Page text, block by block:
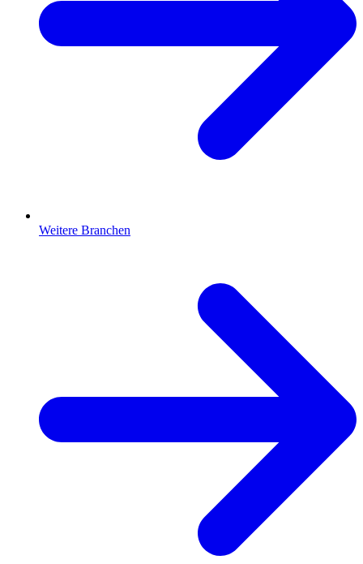
Weitere Branchen